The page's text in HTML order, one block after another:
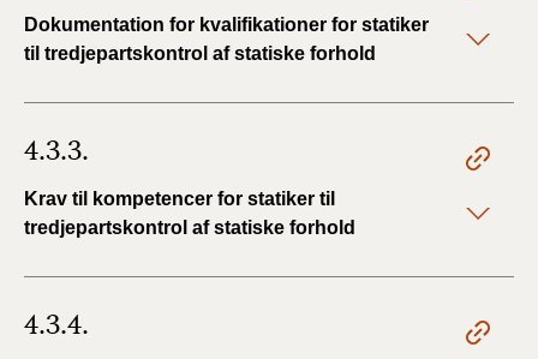
Dokumentation for kvalifikationer for statiker
til tredjepartskontrol af statiske forhold
4.3.3.
Krav til kompetencer for statiker til
tredjepartskontrol af statiske forhold
4.3.4.